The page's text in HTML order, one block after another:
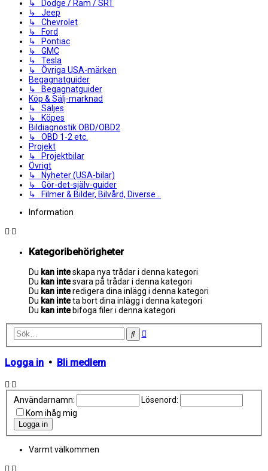
↳ Dodge / Ram / SRT
↳ Jeep
↳ Chevrolet
↳ Ford
↳ Pontiac
↳ GMC
↳ Tesla
↳ Övriga USA-märken
Begagnatguider
↳ Begagnatguider
Köp & Sälj-marknad
↳ Säljes
↳ Köpes
Bildiagnostik OBD/OBD2
↳ OBD 1-2 etc.
Projekt
↳ Projektbilar
Övrigt
↳ Nyheter (USA-bilar)
↳ Gör-det-själv-guider
↳ Filmer & Bilder, Bilvård, Diverse ..
Information
Kategoribehörigheter
Du kan inteskapa nya trådar i denna kategori
Du kan intesvara på trådar i denna kategori
Du kan interedigera dina inlägg i denna kategori
Du kan inteta bort dina inlägg i denna kategori
Du kan intebifoga filer i denna kategori
SökAvancerad
Logga in • Bli medlem
Användarnamn:
Lösenord:
Kom ihåg mig
Varmt välkommen